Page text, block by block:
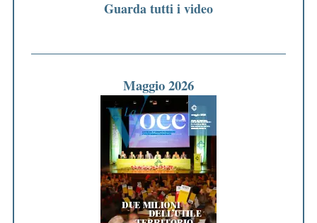
Guarda tutti i video
Maggio 2026